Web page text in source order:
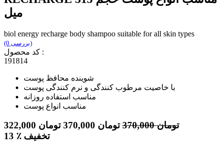
میل
biol energy recharge body shampoo suitable for all skin types
(0 بررسی)
کد محصول :
191814
شوینده محافظ پوست
با خاصیت مرطوب کنندگی و نرم کنندگی پوست
مناسب استفاده روزانه
مناسب انواع پوست
322,000 تومان 370,000تومان 370,000 تومان
13
٪ تخفیف